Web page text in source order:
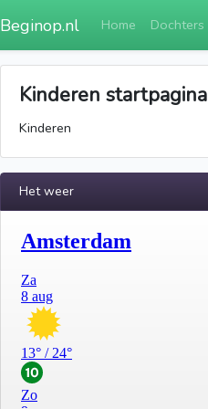
Beginop.nl Home Dochters
Kinderen startpagina
Kinderen
Het weer